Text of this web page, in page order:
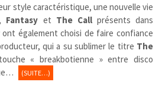
style caractéristique, une nouvelle vie
Fantasy et The Call présents dans
ont également choisi de faire confiance
qui a su sublimer le titre The
« breakbotienne » entre disco
(SUITE…)